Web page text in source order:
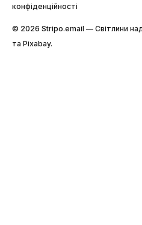
конфіденційності
© 2026 Stripо.email — Світлини
та Pixabay.